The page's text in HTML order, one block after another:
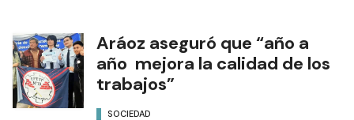
Aráoz aseguró que “año a
año mejora la calidad de los
trabajos”
SOCIEDAD